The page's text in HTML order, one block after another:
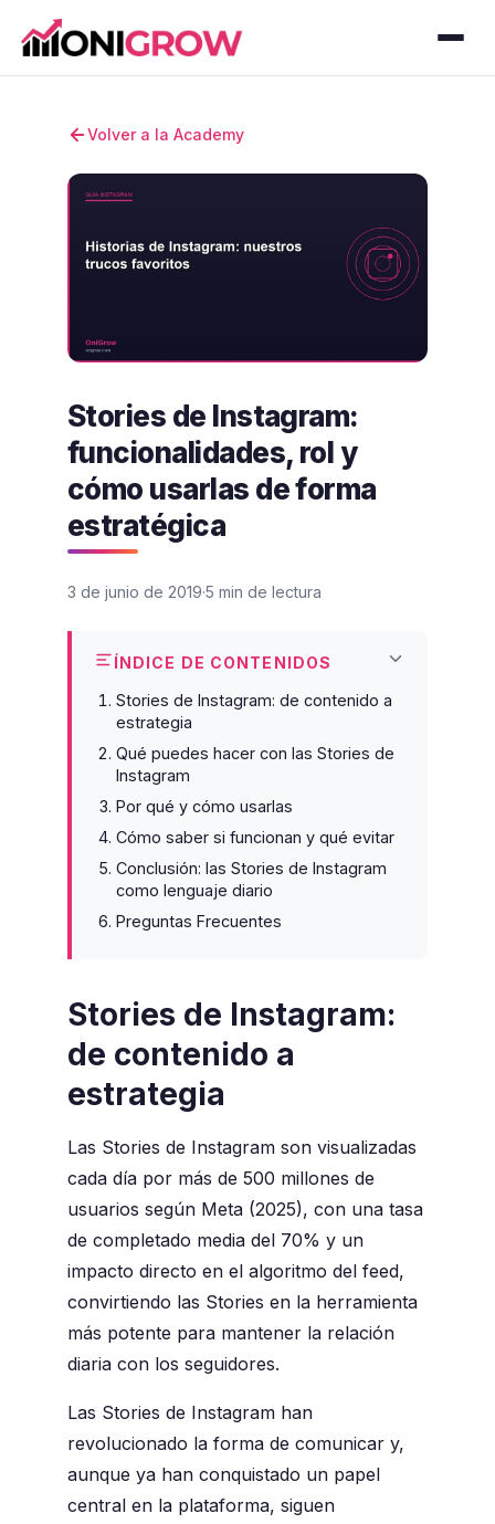
Volver a la Academy
Stories de Instagram:
funcionalidades, rol y
cómo usarlas de forma
estratégica
3 de junio de 2019 5 min de lectura
ÍNDICE DE CONTENIDOS
Stories de Instagram: de contenido a
estrategia
Qué puedes hacer con las Stories de
Instagram
Por qué y cómo usarlas
Cómo saber si funcionan y qué evitar
Conclusión: las Stories de Instagram
como lenguaje diario
Preguntas Frecuentes
Stories de Instagram:
de contenido a
estrategia
Las Stories de Instagram son visualizadas
cada día por más de 500 millones de
usuarios según Meta (2025), con una tasa
de completado media del 70% y un
impacto directo en el algoritmo del feed,
convirtiendo las Stories en la herramienta
más potente para mantener la relación
diaria con los seguidores.
Las Stories de Instagram han
revolucionado la forma de comunicar y,
aunque ya han conquistado un papel
central en la plataforma, siguen